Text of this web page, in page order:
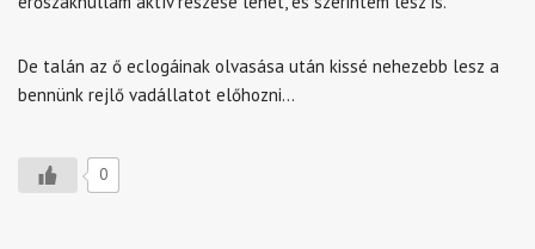
De talán az ő eclogáinak olvasása után kissé nehezebb lesz a
bennünk rejlő vadállatot előhozni…
0